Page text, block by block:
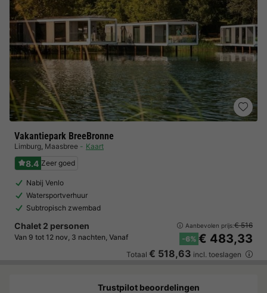
Vakantiepark BreeBronne
Limburg, Maasbree Kaart
8.4 Zeer goed
Nabij Venlo
Watersportverhuur
Subtropisch zwembad
Chalet 2 personen
Van 9 tot 12 nov, 3 nachten, Vanaf
Aanbevolen prijs:€ 516
-6% € 483,33
Totaal € 518,63 incl. toeslagen
Trustpilot beoordelingen